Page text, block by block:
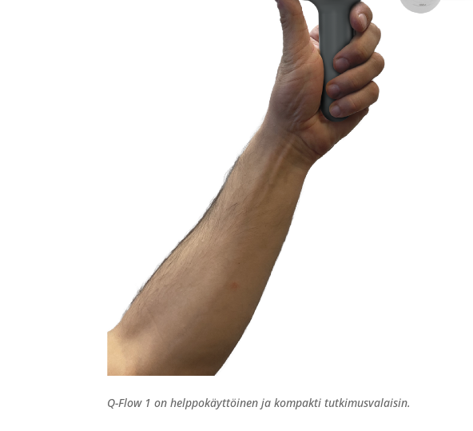
Q-Flow 1 on helppokäyttöinen ja kompakti tutkimusvalaisin.